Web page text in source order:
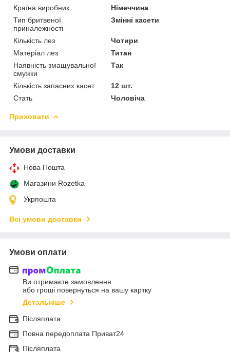
Країна виробник
Німеччина
Тип бритвеної
приналежності
Змінні касети
Кількість лез
Чотири
Матеріал лез
Титан
Наявність змащувальної
смужки
Так
Кількість запасних касет
12 шт.
Стать
Чоловіча
Приховати
Умови доставки
Нова Пошта
Магазини Rozetka
Укрпошта
Всі умови доставки
Умови оплати
Ви отримаєте замовлення
або гроші повернуться на вашу картку
Детальніше
Післяплата
Повна передоплата Приват24
Післяплата